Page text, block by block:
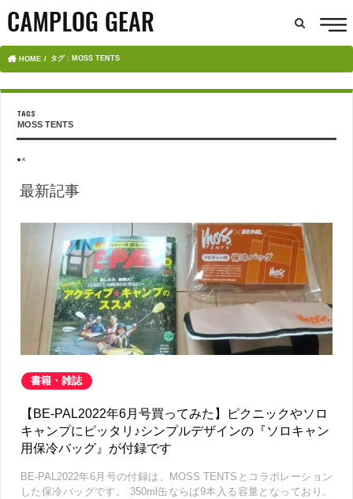
HOME タグ : MOSS TENTS
MOSS TENTS
●×
最新記事
書籍・雑誌
【BE-PAL2022年6月号買ってみた】ピクニックやソロ
キャンプにピッタリ♪シンプルデザインの『ソロキャン
用保冷バッグ』が付録です
BE-PAL2022年6月号の付録は、MOSS TENTSとコラボレーション
した保冷バッグです。 350ml缶ならば9本入る容量となっており、